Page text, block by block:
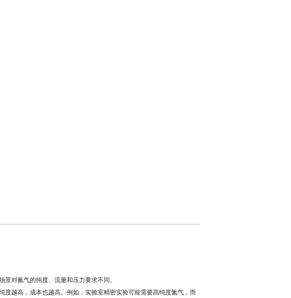
对氮气的纯度、流量和压力要求不同。
越高，成本也越高。例如，实验室精密实验可能需要高纯度氮气，而